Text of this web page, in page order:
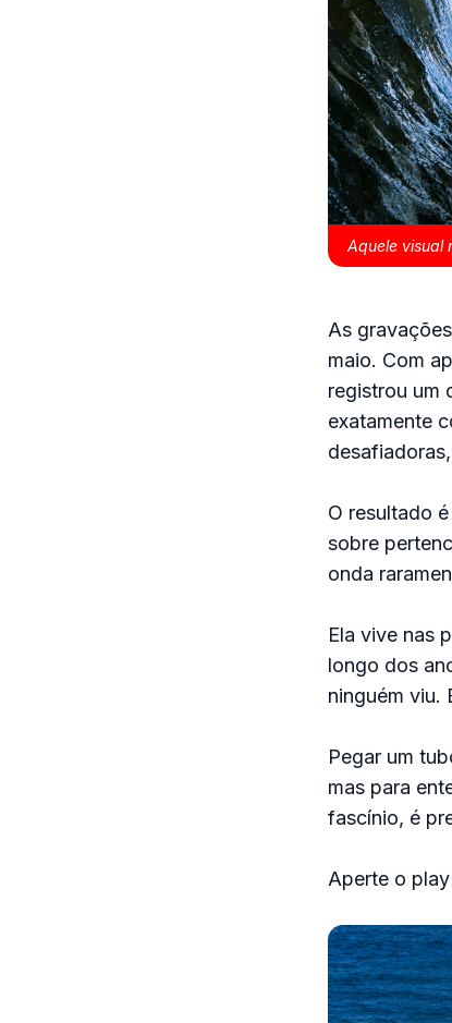
Aquele visual
As
maio. Com
registrou um
exatamente
O resultado
sobre
onda
Ela vive nas
longo dos
ninguém viu.
Pegar um
mas para
fascínio, é
Aperte o